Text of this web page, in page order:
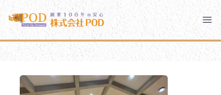
メインコンテンツにスキップ
株式会社ペイント・オン・デマンド
千葉の外壁塗装・屋根塗装なら創業100年の安心 ペイン
株式会社ペイント・オン・デマンド
モバイルメニュー
PODのまちづくり 安心の取り組み
ご相談と流れ よくあるご質問